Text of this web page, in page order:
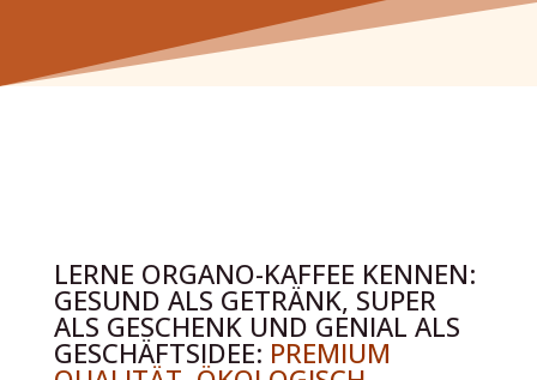
LERNE ORGANO-KAFFEE KENNEN:
GESUND ALS GETRÄNK, SUPER
ALS GESCHENK UND GENIAL ALS
GESCHÄFTSIDEE: PREMIUM